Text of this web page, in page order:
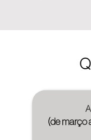
(de março